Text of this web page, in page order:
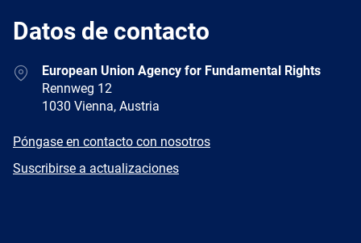
Datos de contacto
AddressEuropean Union Agency for Fundamental Rights
Rennweg 12
1030 Vienna, Austria
E-
Póngase en contacto con nosotros
Newsletter
Suscribirse a actualizaciones